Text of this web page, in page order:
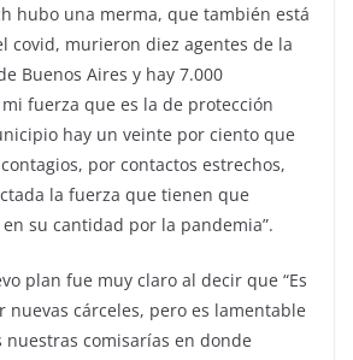
hubo una merma, que también está
covid, murieron diez agentes de la
Buenos Aires y hay 7.000
fuerza que es la de protección
hay un veinte por ciento que
por contactos estrechos,
la fuerza que tienen que
su cantidad por la pandemia”.
plan fue muy claro al decir que “Es
nuevas cárceles, pero es lamentable
nuestras comisarías en donde